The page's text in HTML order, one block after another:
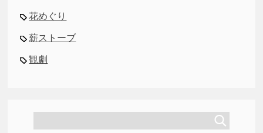
花めぐり
薪ストーブ
観劇